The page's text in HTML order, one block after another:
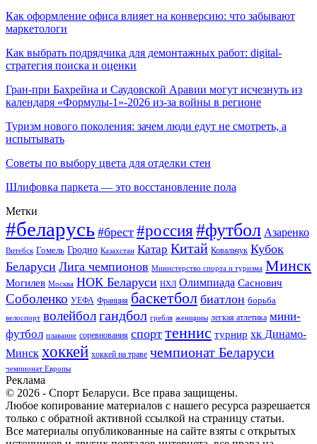
Как оформление офиса влияет на конверсию: что забывают
маркетологи
Как выбрать подрядчика для демонтажных работ: digital-
стратегия поиска и оценки
Гран-при Бахрейна и Саудовской Аравии могут исчезнуть из
календаря «Формулы-1»-2026 из-за войны в регионе
Туризм нового поколения: зачем люди едут не смотреть, а
испытывать
Советы по выбору цвета для отделки стен
Шлифовка паркета — это восстановление пола
Метки
#беларусь #брест #россия#футбол Азаренко
Витебск Гомель Гродно Казахстан Катар Китай Ковальчук Кубок
Беларуси Лига чемпионов Министерство спорта и туризма Минск
Могилев Москва НОК Беларуси НХЛ Олимпиада Саснович
Соболенко УЕФА Франция баскетбол биатлон борьба
велоспорт волейболгандбол гребля женщины легкая атлетика мини-
футбол плавание соревнования спорт теннис турнир хк Динамо-
Минск хоккей хоккей на траве чемпионат Беларуси
чемпионат Европы
Реклама
© 2026 - Спорт Беларуси. Все права защищены.
Любое копирование материалов с нашего ресурса разрешается
только с обратной активной ссылкой на страницу статьи.
Все материалы опубликованные на сайте взяты с открытых